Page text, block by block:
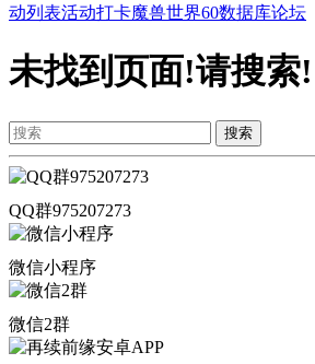
动列表活动打卡魔兽世界60数据库论坛
未找到页面!请搜索!
搜索
QQ群975207273
微信小程序
微信2群